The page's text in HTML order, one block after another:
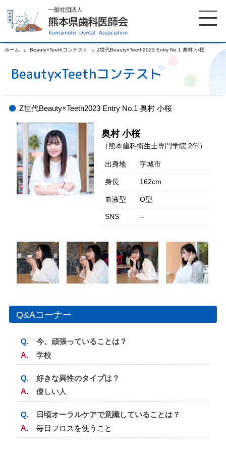
ホーム Beauty×Teethコンテスト Z世代Beauty×Teeth2023 Entry No.1 奥村 小桜
Beauty×Teethコンテスト
Z世代Beauty×Teeth2023 Entry No.1 奥村 小桜
奥村 小桜
（熊本歯科衛生士専門学院 2年）
出身地 宇城市
身長 162cm
血液型 O型
SNS –
Q&Aコーナー
今、頑張っていることは？
学校
好きな異性のタイプは？
優しい人
日頃オーラルケアで意識していることは？
毎日フロスを使うこと
歯科医師会について
歯科医院検索
イベント案内 歯の豆知識
お知らせ
熊本歯科衛生士専門学院
サイトマップ